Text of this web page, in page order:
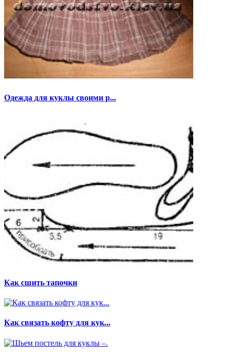
Одежда для куклы своими р...
Как сшить тапочки
Как связать кофту для кук...